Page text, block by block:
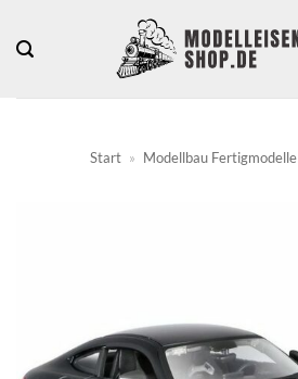
Inhalt
Start » Modellbau Fertigmodelle